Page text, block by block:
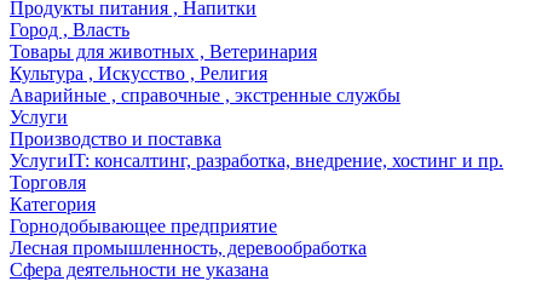
Продукты питания , Напитки
Город , Власть
Товары для животных , Ветеринария
Культура , Искусство , Религия
Аварийные , справочные , экстренные службы
Услуги
Производство и поставка
УслугиIT: консалтинг, разработка, внедрение, хостинг и пр.
Торговля
Категория
Горнодобывающее предприятие
Лесная промышленность, деревообработка
Сфера деятельности не указана